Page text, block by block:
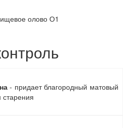
олово О1
- придает благородный матовый